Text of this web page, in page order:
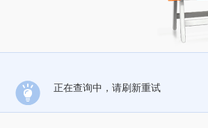
正在查询中，请刷新重试